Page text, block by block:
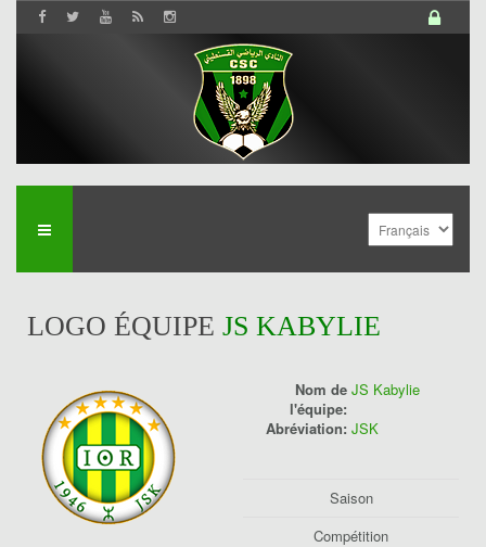
LOGO ÉQUIPE JS KABYLIE
Nom de
l'équipe:
JS Kabylie
Abréviation: JSK
History
Saison
Compétition